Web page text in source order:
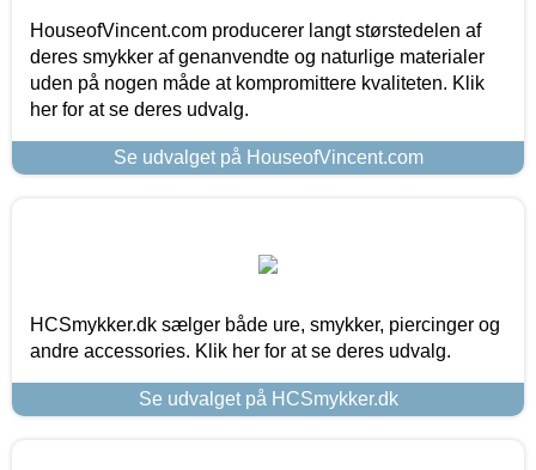
HouseofVincent.com producerer langt størstedelen af
deres smykker af genanvendte og naturlige materialer
uden på nogen måde at kompromittere kvaliteten. Klik
her for at se deres udvalg.
Se udvalget på HouseofVincent.com
HCSmykker.dk sælger både ure, smykker, piercinger og
andre accessories. Klik her for at se deres udvalg.
Se udvalget på HCSmykker.dk